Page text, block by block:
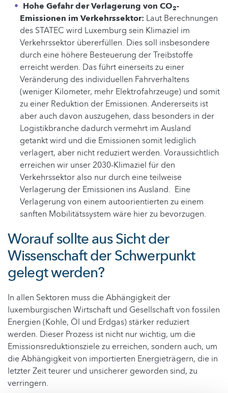
Hohe Gefahr der Verlagerung von CO2-
Emissionen im Verkehrssektor: Laut Berechnungen
des STATEC wird Luxemburg sein Klimaziel im
Verkehrssektor übererfüllen. Dies soll insbesondere
durch eine höhere Besteuerung der Treibstoffe
erreicht werden. Das führt einerseits zu einer
Veränderung des individuellen Fahrverhaltens
(weniger Kilometer, mehr Elektrofahrzeuge) und somit
zu einer Reduktion der Emissionen. Andererseits ist
aber auch davon auszugehen, dass besonders in der
Logistikbranche dadurch vermehrt im Ausland
getankt wird und die Emissionen somit lediglich
verlagert, aber nicht reduziert werden. Voraussichtlich
erreichen wir unser 2030-Klimaziel für den
Verkehrssektor also nur durch eine teilweise
Verlagerung der Emissionen ins Ausland. Eine
Verlagerung von einem autoorientierten zu einem
sanften Mobilitätssystem wäre hier zu bevorzugen.
Worauf sollte aus Sicht der
Wissenschaft der Schwerpunkt
gelegt werden?
In allen Sektoren muss die Abhängigkeit der
luxemburgischen Wirtschaft und Gesellschaft von fossilen
Energien (Kohle, Öl und Erdgas) stärker reduziert
werden. Dieser Prozess ist nicht nur wichtig, um die
Emissionsreduktionsziele zu erreichen, sondern auch, um
die Abhängigkeit von importierten Energieträgern, die in
letzter Zeit teurer und unsicherer geworden sind, zu
verringern.